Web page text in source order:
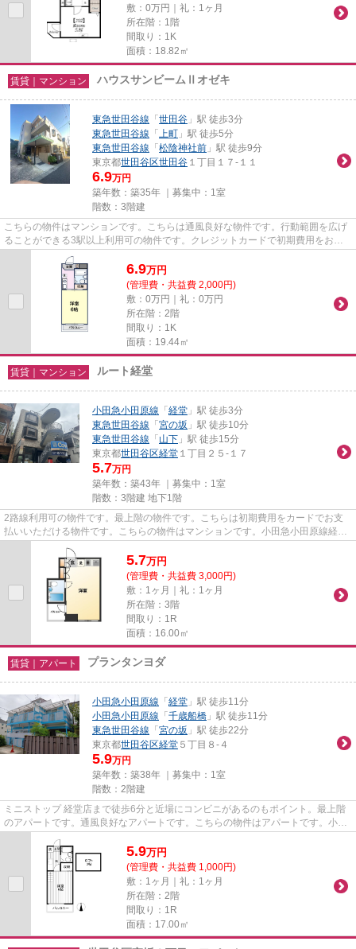
敷：0万円｜礼：1ヶ月
所在階：1階
間取り：1K
面積：18.82㎡
賃貸｜マンション ハウスサンビームⅡオゼキ
東急世田谷線 「世田谷 」駅 徒歩3分
東急世田谷線 「 上町 」駅 徒歩5分
東急世田谷線 「松陰神社前 」駅 徒歩9分
東京都世田谷区世田谷 １丁目１７-１１
6.9万円
築年数：築35年 ｜募集中： 1室
階数：3階建
こちらの物件はマンションです。こちらは通風良好な物件です。行動範囲を広げ
ることができる3駅以上利用可の物件です。クレジットカードで初期費用をお支
払いいただける物件です。東急...
6.9万円
(管理費・共益費 2,000円)
敷：0万円｜礼：0万円
所在階：2階
間取り：1K
面積：19.44㎡
賃貸｜マンション ルート経堂
小田急小田原線 「経堂 」駅 徒歩3分
東急世田谷線 「宮の坂 」駅 徒歩10分
東急世田谷線 「山下 」駅 徒歩15分
東京都世田谷区経堂 １丁目２５-１７
5.7万円
築年数：築43年 ｜募集中： 1室
階数：3階建 地下1階
2路線利用可の物件です。最上階の物件です。こちらは初期費用をカードでお支
払いいただける物件です。こちらの物件はマンションです。小田急小田原線経堂
近くになら物件が豊富にありま...
5.7万円
(管理費・共益費 3,000円)
敷：1ヶ月｜礼：1ヶ月
所在階：3階
間取り：1R
面積：16.00㎡
賃貸｜アパート プランタンヨダ
小田急小田原線 「経堂 」駅 徒歩11分
小田急小田原線 「千歳船橋 」駅 徒歩11分
東急世田谷線 「宮の坂 」駅 徒歩22分
東京都世田谷区経堂 ５丁目８-４
5.9万円
築年数：築38年 ｜募集中： 1室
階数：2階建
ミニストップ 経堂店まで徒歩6分と近場にコンビニがあるのもポイント。最上階
のアパートです。通風良好なアパートです。こちらの物件はアパートです。小田
急小田原線経堂から歩いてす...
5.9万円
(管理費・共益費 1,000円)
敷：1ヶ月｜礼：1ヶ月
所在階：2階
間取り：1R
面積：17.00㎡